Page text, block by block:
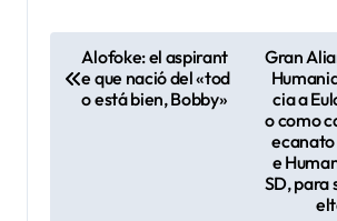
Alofoke: el aspirant
e que nació del «tod
o está bien, Bobby»
Gran
cia a
o como
e
SD, para